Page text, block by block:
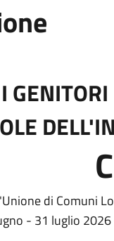
di Comuni
- 31 luglio